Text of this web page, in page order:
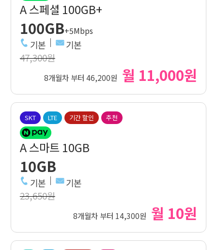
A 스페셜 100GB+
100GB+5Mbps
기본 기본
47,300원
8개월차 부터 46,200원 월 11,000원
SKT LTE 기간 할인 추천
A 스마트 10GB
10GB
기본 기본
23,650원
8개월차 부터 14,300원 월 10원